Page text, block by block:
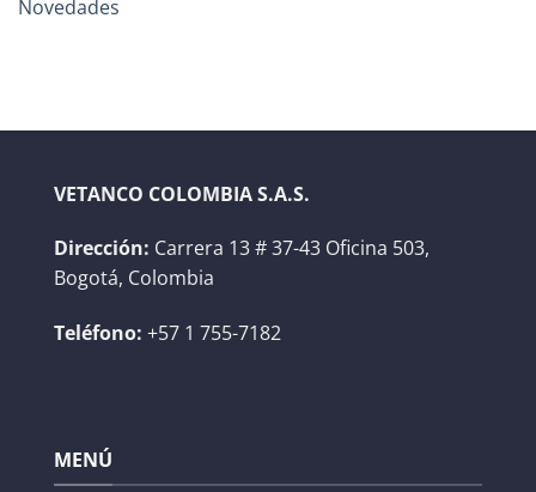
Novedades
VETANCO COLOMBIA S.A.S.
Dirección: Carrera 13 # 37-43 Oficina 503,
Bogotá, Colombia
Teléfono: +57 1 755-7182
MENÚ